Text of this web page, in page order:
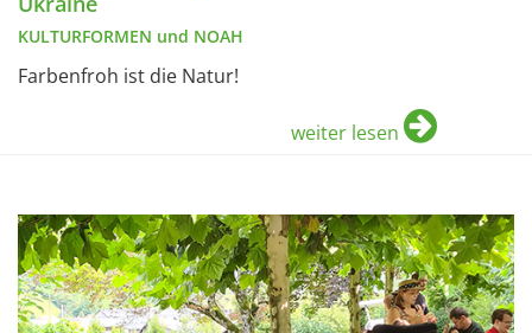
KULTURFORMEN und NOAH
Farbenfroh ist die Natur!
weiter lesen